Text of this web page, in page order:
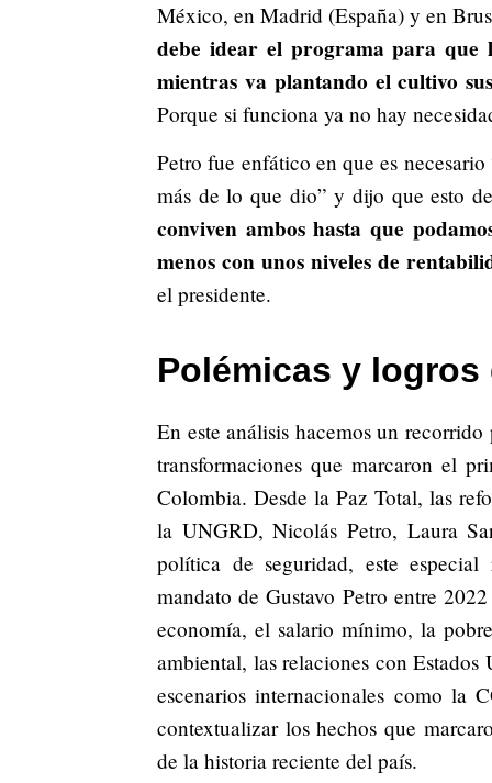
México, en Madrid (España) y en
debe idear el programa para que
mientras va plantando el cultivo
Porque si funciona ya no hay
Petro fue enfático en que es
más de lo que dio” y dijo que esto
conviven ambos hasta que
menos con unos niveles de
el presidente.
Polémicas y logros
En este análisis hacemos un
transformaciones que marcaron el
Colombia. Desde la Paz Total, las
la UNGRD, Nicolás Petro, Laura
política de seguridad, este
mandato de Gustavo Petro entre
economía, el salario mínimo, la
ambiental, las relaciones con
escenarios internacionales como la
contextualizar los hechos que
de la historia reciente del país.